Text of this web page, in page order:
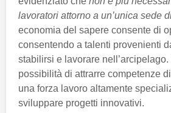
lavoratori attorno a un’unica sede
economia del sapere consente di
consentendo a talenti provenienti
stabilirsi e lavorare nell’arcipelago.
possibilità di attrarre competenze
una forza lavoro altamente
sviluppare progetti innovativi.